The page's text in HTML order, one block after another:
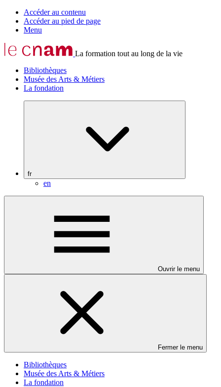
Accéder au contenu
Accéder au pied de page
Menu
La formation tout au long de la vie
Bibliothèques
Musée des Arts & Métiers
La fondation
fr
en
Ouvrir le menu
Fermer le menu
Bibliothèques
Musée des Arts & Métiers
La fondation